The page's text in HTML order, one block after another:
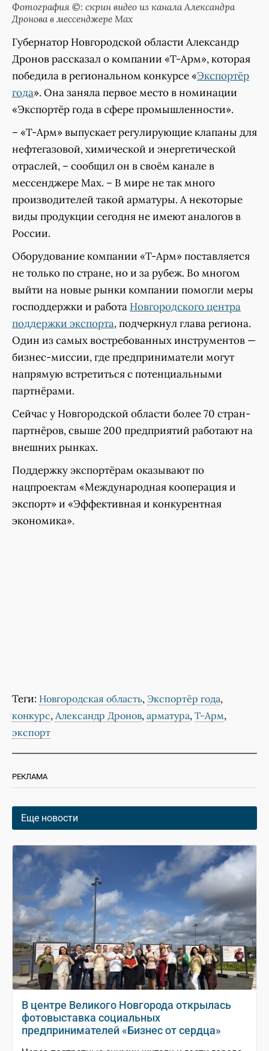
Фотография ©: скрин видео из канала Александра
Дронова в мессенджере Мах
Губернатор Новгородской области Александр
Дронов рассказал о компании «Т-Арм», которая
победила в региональном конкурсе «Экспортёр
года». Она заняла первое место в номинации
«Экспортёр года в сфере промышленности».
– «Т-Арм» выпускает регулирующие клапаны для
нефтегазовой, химической и энергетической
отраслей, – сообщил он в своём канале в
мессенджере Мах. – В мире не так много
производителей такой арматуры. А некоторые
виды продукции сегодня не имеют аналогов в
России.
Оборудование компании «Т-Арм» поставляется
не только по стране, но и за рубеж. Во многом
выйти на новые рынки компании помогли меры
господдержки и работа Новгородского центра
поддержки экспорта, подчеркнул глава региона.
Один из самых востребованных инструментов —
бизнес-миссии, где предприниматели могут
напрямую встретиться с потенциальными
партнёрами.
Сейчас у Новгородской области более 70 стран-
партнёров, свыше 200 предприятий работают на
внешних рынках.
Поддержку экспортёрам оказывают по
нацпроектам «Международная кооперация и
экспорт» и «Эффективная и конкурентная
экономика».
Теги: Новгородская область, Экспортёр года,
конкурс, Александр Дронов, арматура, Т-Арм,
экспорт
РЕКЛАМА
Еще новости
В центре Великого Новгорода открылась
фотовыставка социальных
предпринимателей «Бизнес от сердца»